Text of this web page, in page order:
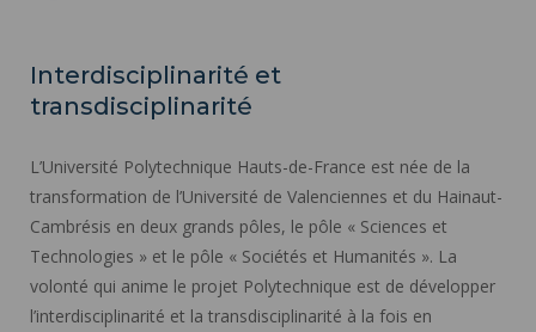
Interdisciplinarité et
transdisciplinarité
L’Université Polytechnique Hauts-de-France est née de la
transformation de l’Université de Valenciennes et du Hainaut-
Cambrésis en deux grands pôles, le pôle « Sciences et
Technologies » et le pôle « Sociétés et Humanités ». La
volonté qui anime le projet Polytechnique est de développer
l’interdisciplinarité et la transdisciplinarité à la fois en